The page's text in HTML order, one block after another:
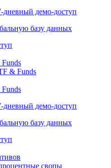
дневный
базу данных
& Funds
дневный
базу данных